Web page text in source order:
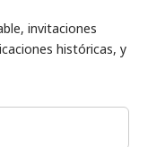
invitaciones
históricas, y